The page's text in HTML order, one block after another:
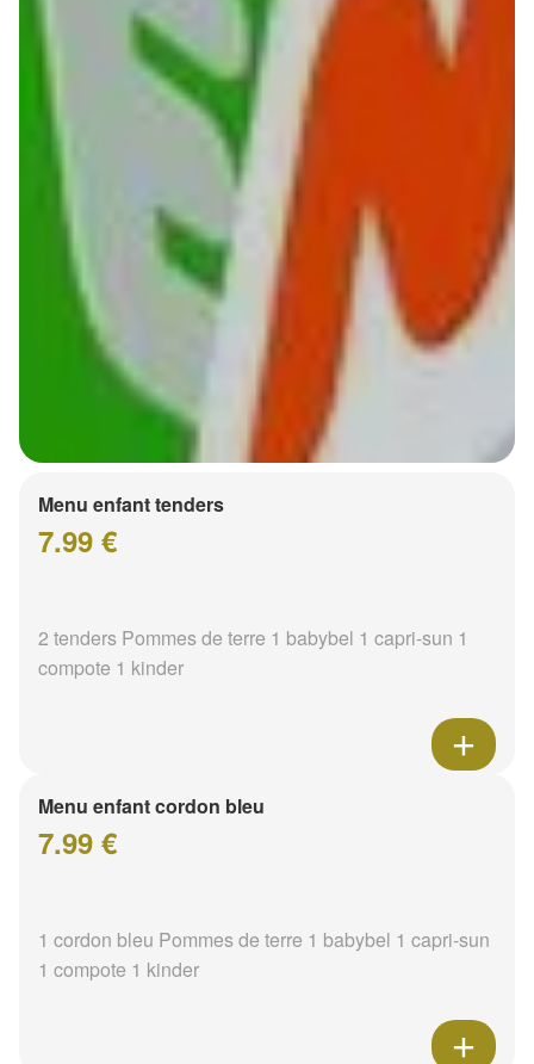
Menu enfant tenders
7.99 €
2 tenders Pommes de terre 1 babybel 1 capri-sun 1
compote 1 kinder
Menu enfant cordon bleu
7.99 €
1 cordon bleu Pommes de terre 1 babybel 1 capri-sun
1 compote 1 kinder